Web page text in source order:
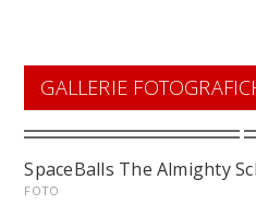
GALLERIE
SpaceBalls The Almighty
FOTO